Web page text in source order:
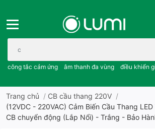
Bạn cần tìm gì..; công tắc cảm ứng..; âm
công tắc cảm ứng âm thanh đa vùng điều khiển
Trang chủ / CB cầu thang 220V /
(12VDC - 220VAC) Cảm Biến Cầu Thang
CB chuyển động (Lắp Nổi) - Trắng - Bảo